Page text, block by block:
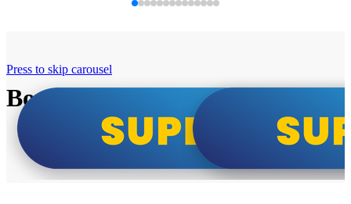
Bosch super cene
Press to skip carousel